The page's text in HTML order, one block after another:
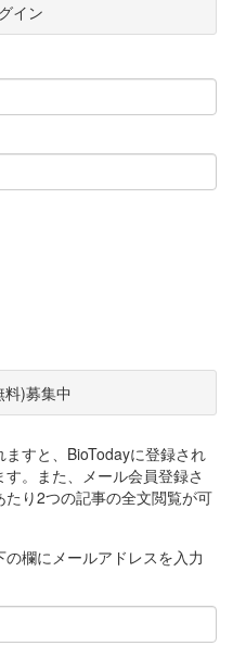
イン
料)募集中
すと、BioTodayに登録され
。また、メール会員登録さ
り2つの記事の全文閲覧が可
欄にメールアドレスを入力